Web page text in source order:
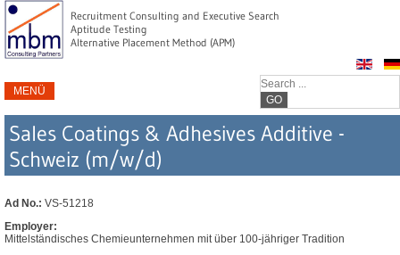
Recruitment Consulting and Executive Search
Aptitude Testing
Alternative Placement Method (APM)
GO
MENÜ
Sales Coatings & Adhesives Additive -
Schweiz (m/w/d)
Ad No.: VS-51218
Employer:
Mittelständisches Chemieunternehmen mit über 100-jähriger Tradition